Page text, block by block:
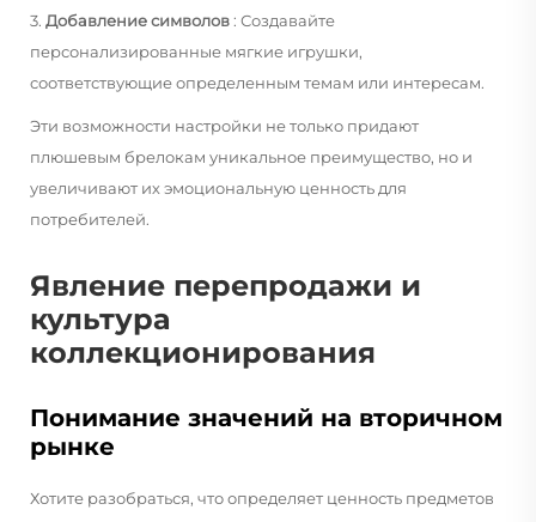
3. Добавление символов: Создавайте
персонализированные мягкие игрушки,
соответствующие определенным темам или интересам.
Эти возможности настройки не только придают
плюшевым брелокам уникальное преимущество, но и
увеличивают их эмоциональную ценность для
потребителей.
Явление перепродажи и
культура
коллекционирования
Понимание значений на вторичном
рынке
Хотите разобраться, что определяет ценность предметов